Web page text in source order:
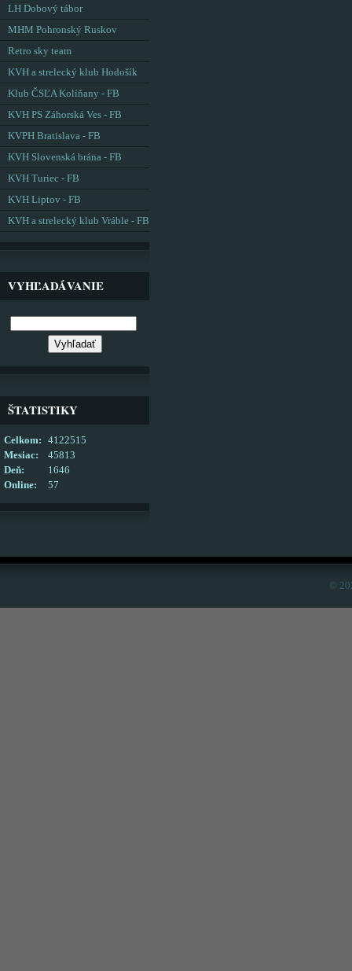
LH Dobový tábor
MHM Pohronský Ruskov
Retro sky team
KVH a strelecký klub Hodošík
Klub ČSĽA Kolíňany - FB
KVH PS Záhorská Ves - FB
KVPH Bratislava - FB
KVH Slovenská brána - FB
KVH Turiec - FB
KVH Liptov - FB
KVH a strelecký klub Vráble - FB
VYHĽADÁVANIE
ŠTATISTIKY
Online: 57
Celkom:
4122515
Mesiac:
45813
Deň:
1646
©